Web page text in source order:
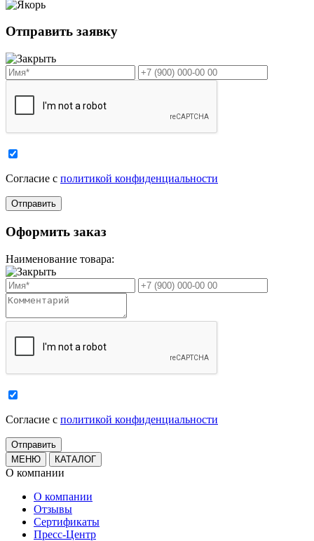
Отправить заявку
Cогласие с политикой конфиденциальности
Оформить заказ
Наименование товара:
Cогласие с политикой конфиденциальности
МЕНЮ КАТАЛОГ
О компании
О компании
Отзывы
Сертификаты
Пресс-Центр